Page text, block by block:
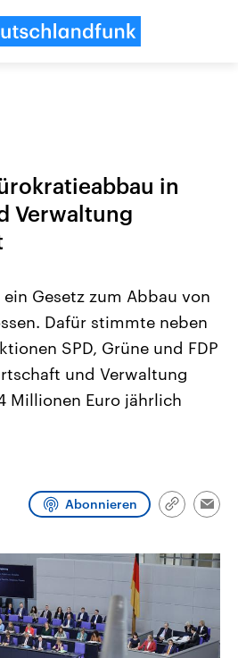
6.
aus
Aktuelle Beiträge,
Hintergründe
Wirtschaftlich und
gehören die Vereinigten
den mächtigsten Ländern
mit großem Einfluss auf
aktuelle Weltgeschehen.
in
Verwaltung
Gesetz zum Abbau von
Dafür stimmte neben
SPD, Grüne und FDP
und Verwaltung
Millionen Euro jährlich
Abonnieren
Link